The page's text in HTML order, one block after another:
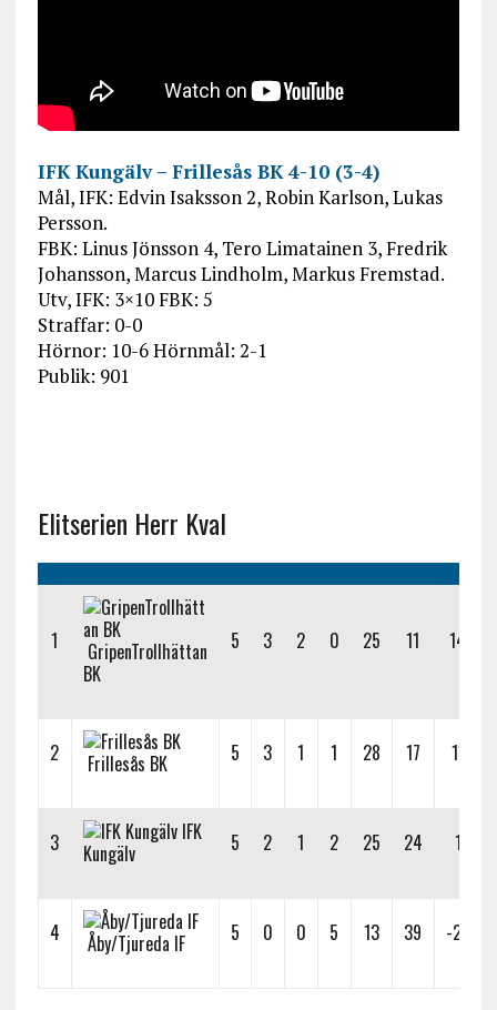
IFK Kungälv – Frillesås BK 4-10 (3-4)
Mål, IFK: Edvin Isaksson 2, Robin Karlson, Lukas
Persson.
FBK: Linus Jönsson 4, Tero Limatainen 3, Fredrik
Johansson, Marcus Lindholm, Markus Fremstad.
Utv, IFK: 3×10 FBK: 5
Straffar: 0-0
Hörnor: 10-6 Hörnmål: 2-1
Publik: 901
Elitserien Herr Kval
1
GripenTrollhättan
BK
5 3 2 0 25 11 14
2 Frillesås BK 5 3 1 1 28 17 11
3
IFK
Kungälv
5 2 1 2 25 24 1
4 Åby/Tjureda IF 5 0 0 5 13 39 -26